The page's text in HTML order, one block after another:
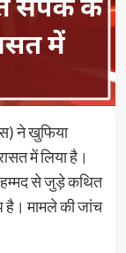
ने खुफिया
में लिया है।
से जुड़े कथित
है। मामले की जांच